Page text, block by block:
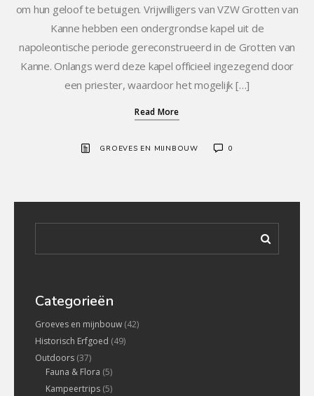
om hun geloof te betuigen. Vrijwilligers van VZW Grotten van
Kanne hebben een ondergrondse kapel uit de
napoleontische periode gereconstrueerd in de Grotten van
Kanne. Onlangs werd deze kapel officieel ingezegend door
een priester, waardoor het mogelijk […]
Read More
GROEVES EN MIJNBOUW 0
Categorieën
Groeves en mijnbouw (42)
Historisch Erfgoed (49)
Outdoors (37)
Fauna & Flora (5)
Kampeertrips (5)